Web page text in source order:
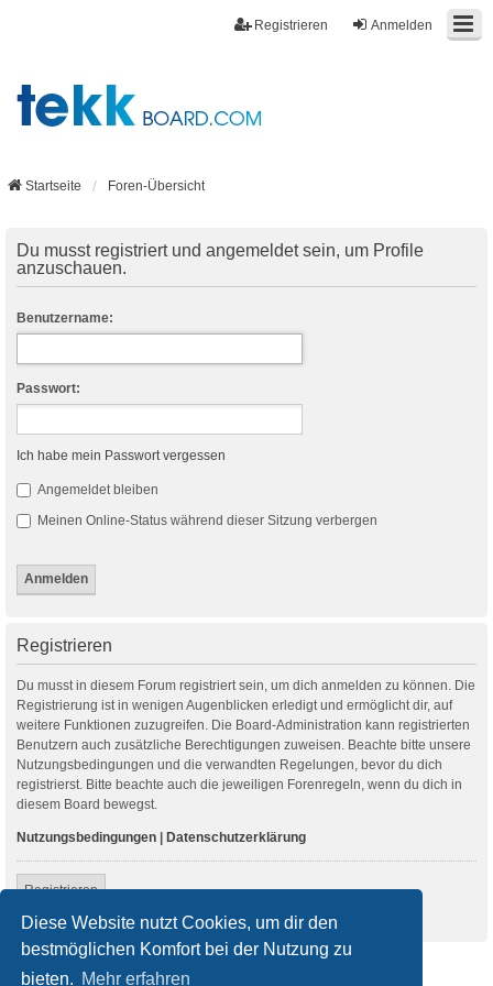
Diese Website nutzt Cookies, um dir den
bestmöglichen Komfort bei der Nutzung zu
bieten. Mehr erfahren
Anmelden
Registrieren
Startseite Foren-Übersicht
Du musst registriert und angemeldet sein, um Profile
anzuschauen.
Benutzername:
Passwort:
Ich habe mein Passwort vergessen
Angemeldet bleiben
Meinen Online-Status während dieser Sitzung verbergen
Registrieren
Du musst in diesem Forum registriert sein, um dich anmelden zu können. Die
Registrierung ist in wenigen Augenblicken erledigt und ermöglicht dir, auf
weitere Funktionen zuzugreifen. Die Board-Administration kann registrierten
Benutzern auch zusätzliche Berechtigungen zuweisen. Beachte bitte unsere
Nutzungsbedingungen und die verwandten Regelungen, bevor du dich
registrierst. Bitte beachte auch die jeweiligen Forenregeln, wenn du dich in
diesem Board bewegst.
Nutzungsbedingungen | Datenschutzerklärung
Registrieren
Startseite Foren-Übersicht